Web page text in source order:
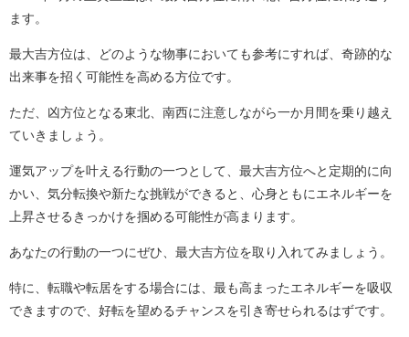
ます。
最大吉方位は、どのような物事においても参考にすれば、奇跡的な
出来事を招く可能性を高める方位です。
ただ、凶方位となる東北、南西に注意しながら一か月間を乗り越え
ていきましょう。
運気アップを叶える行動の一つとして、最大吉方位へと定期的に向
かい、気分転換や新たな挑戦ができると、心身ともにエネルギーを
上昇させるきっかけを掴める可能性が高まります。
あなたの行動の一つにぜひ、最大吉方位を取り入れてみましょう。
特に、転職や転居をする場合には、最も高まったエネルギーを吸収
できますので、好転を望めるチャンスを引き寄せられるはずです。